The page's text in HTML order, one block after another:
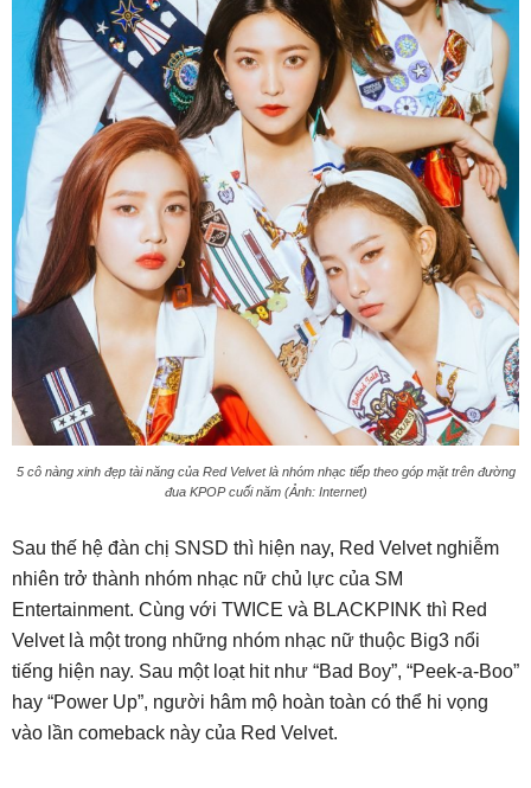
5 cô nàng xinh đẹp tài năng của Red Velvet là nhóm nhạc tiếp theo góp mặt trên đường
đua KPOP cuối năm (Ảnh: Internet)
Sau thế hệ đàn chị SNSD thì hiện nay, Red Velvet nghiễm
nhiên trở thành nhóm nhạc nữ chủ lực của SM
Entertainment. Cùng với TWICE và BLACKPINK thì Red
Velvet là một trong những nhóm nhạc nữ thuộc Big3 nổi
tiếng hiện nay. Sau một loạt hit như “Bad Boy”, “Peek-a-Boo”
hay “Power Up”, người hâm mộ hoàn toàn có thể hi vọng
vào lần comeback này của Red Velvet.